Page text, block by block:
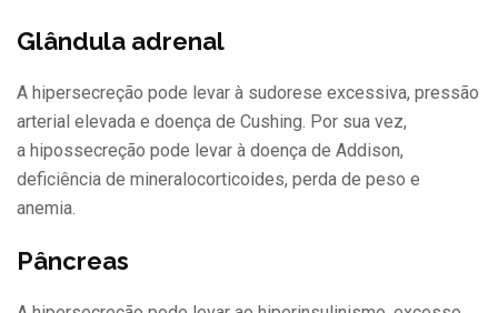
Glândula adrenal
A hipersecreção pode levar à sudorese excessiva, pressão
arterial elevada e doença de Cushing. Por sua vez,
a hipossecreção pode levar à doença de Addison,
deficiência de mineralocorticoides, perda de peso e
anemia.
Pâncreas